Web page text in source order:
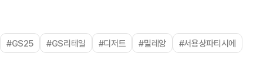
#GS25 #GS리테일 #디저트 #밀레앙 #서용상파티시에